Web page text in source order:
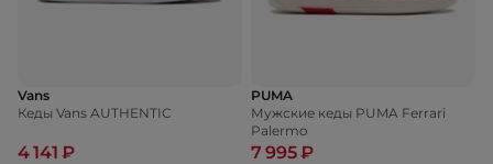
Vans
Кеды Vans AUTHENTIC
4 141 ₽
PUMA
Мужские кеды PUMA Ferrari
Palermo
7 995 ₽